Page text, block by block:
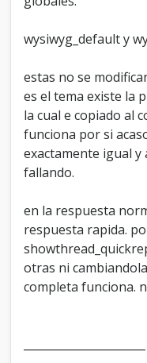
wysiwyg_default y
estas no se
es el tema existe la
la cual e copiado al
funciona por si
exactamente igual y
fallando.
en la respuesta
respuesta rapida.
otras ni
completa funciona.